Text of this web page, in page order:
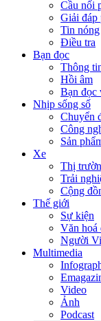
Cầu nối
Giải đáp
Tin nóng
Điều tra
Bạn đọc
Thông
Hồi âm
Bạn đọc
Nhịp sống số
Chuyển
Công
Sản
Xe
Thị
Trải
Cộng
Thế giới
Sự kiện
Văn hoá
Người
Multimedia
Video
Ảnh
Podcast